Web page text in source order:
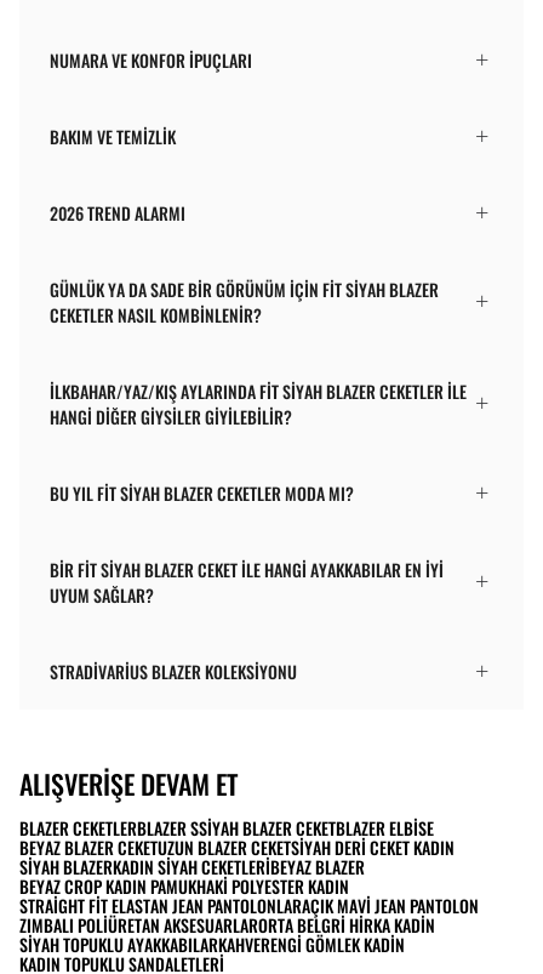
NUMARA VE KONFOR İPUÇLARI
BAKIM VE TEMIZLIK
2026 TREND ALARMI
GÜNLÜK YA DA SADE BIR GÖRÜNÜM IÇIN FIT SIYAH BLAZER
CEKETLER NASIL KOMBINLENIR?
İLKBAHAR/YAZ/KIŞ AYLARINDA FIT SIYAH BLAZER CEKETLER ILE
HANGI DIĞER GIYSILER GIYILEBILIR?
BU YIL FIT SIYAH BLAZER CEKETLER MODA MI?
BIR FIT SIYAH BLAZER CEKET ILE HANGI AYAKKABILAR EN IYI
UYUM SAĞLAR?
STRADIVARIUS BLAZER KOLEKSIYONU
ALIŞVERIŞE DEVAM ET
BLAZER CEKETLERBLAZER SSIYAH BLAZER CEKETBLAZER ELBISE
BEYAZ BLAZER CEKETUZUN BLAZER CEKETSIYAH DERI CEKET KADIN
SIYAH BLAZERKADIN SIYAH CEKETLERIBEYAZ BLAZER
BEYAZ CROP KADIN PAMUKHAKI POLYESTER KADIN
STRAIGHT FIT ELASTAN JEAN PANTOLONLARAÇIK MAVI JEAN PANTOLON
ZIMBALI POLIÜRETAN AKSESUARLARORTA BELGRI HIRKA KADIN
SIYAH TOPUKLU AYAKKABILARKAHVERENGI GÖMLEK KADIN
KADIN TOPUKLU SANDALETLERI